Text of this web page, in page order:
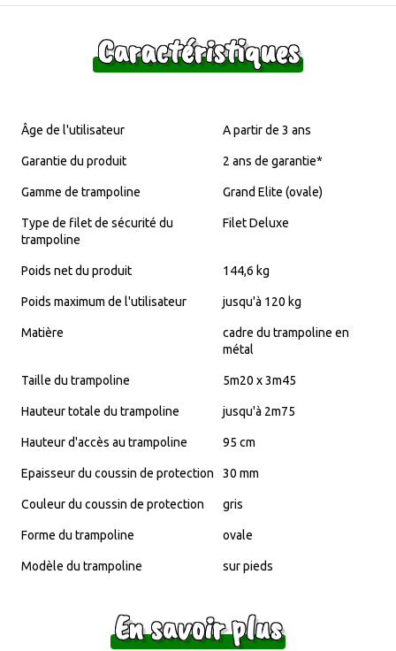
Caractéristiques
Âge de l'utilisateur A partir de 3 ans
Garantie du produit 2 ans de garantie*
Gamme de trampoline Grand Elite (ovale)
Type de filet de sécurité du
trampoline
Filet Deluxe
Poids net du produit 144,6 kg
Poids maximum de l'utilisateur jusqu'à 120 kg
Matière
cadre du trampoline en
métal
Taille du trampoline 5m20 x 3m45
Hauteur totale du trampoline jusqu'à 2m75
Hauteur d'accès au trampoline 95 cm
Epaisseur du coussin de protection 30 mm
Couleur du coussin de protection gris
Forme du trampoline ovale
Modèle du trampoline sur pieds
En savoir plus